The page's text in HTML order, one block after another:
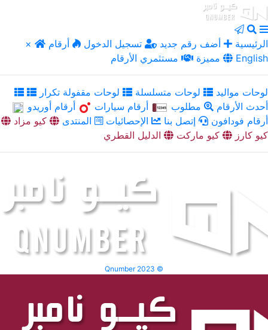
× الرئيسية أضف رقم جديد تسجيل الدخول
أرقام
مميزة
مستثمري الأرقام English
لوحات مواليد لوحات متسلسلة
لوحات مقفولة تكرار
أحدث الأرقام
مطلوب أرقام سيارات
أرقام أوريدو
أرقام فودافون
إتصل بنا الإحصائيات المنتدى
كيو مزاد
كيو كارز
كيو ماركت الدليل القطري
Qnumber 2023 ©